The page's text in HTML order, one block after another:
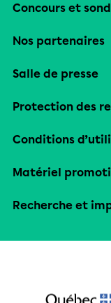
Concours et
Nos partenaires
Salle de presse
Protection des
Conditions
Matériel
Recherche et